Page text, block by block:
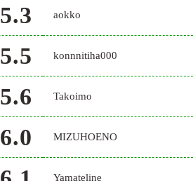
5.3 aokko
5.5 konnnitiha000
5.6 Takoimo
6.0 MIZUHOENO
Yamateline